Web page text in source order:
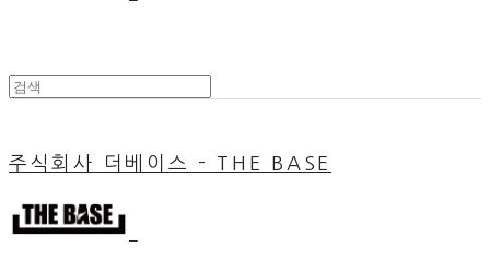
주식회사 더베이스 - THE BASE